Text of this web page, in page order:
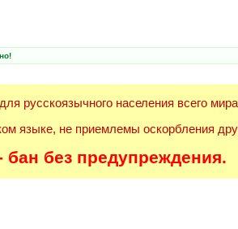
русскоязычного населения всего
языке, не приемлемы оскорбления
без предупреждения.